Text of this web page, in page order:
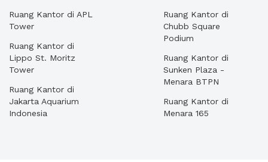
Ruang Kantor di APL
Tower
Ruang Kantor di
Lippo St. Moritz
Tower
Ruang Kantor di
Jakarta Aquarium
Indonesia
Ruang Kantor di
Chubb Square
Podium
Ruang Kantor di
Sunken Plaza -
Menara BTPN
Ruang Kantor di
Menara 165